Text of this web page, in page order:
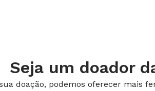
Seja um doador
doação, podemos oferecer mais